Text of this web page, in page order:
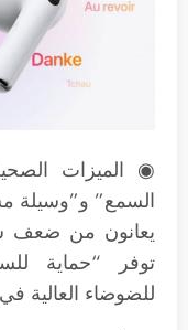
◉ الميزات
السمع” و”وسيلة
يعانون من ضعف
توفر “حماية
للضوضاء العالية